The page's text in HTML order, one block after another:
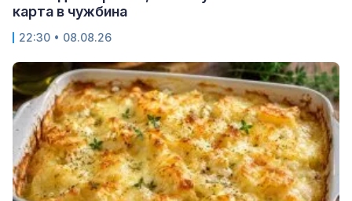
карта в чужбина
22:30 • 08.08.26